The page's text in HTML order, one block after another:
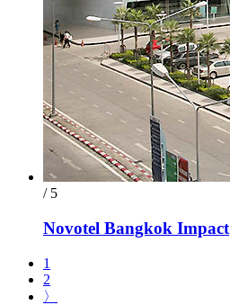
/ 5
Novotel Bangkok Impact
1
2
〉